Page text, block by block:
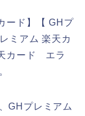
ード】【 GHプ
ミアム 楽天カ
カード エラ
GHプレミアム